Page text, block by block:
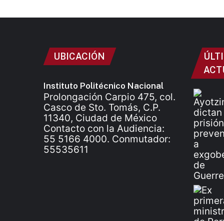
UBICACIÓN
Instituto Politécnico Nacional
Prolongación Carpio 475, col.
Casco de Sto. Tomás, C.P.
11340, Ciudad de México
Contacto con la Audiencia:
55 5166 4000. Conmutador:
55535611